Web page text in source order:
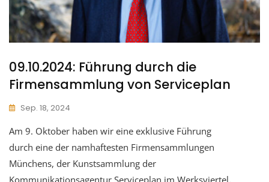
09.10.2024: Führung durch die
Firmensammlung von Serviceplan
Sep. 18, 2024
Am 9. Oktober haben wir eine exklusive Führung
durch eine der namhaftesten Firmensammlungen
Münchens, der Kunstsammlung der
Kommunikationsagentur Serviceplan im Werksviertel,